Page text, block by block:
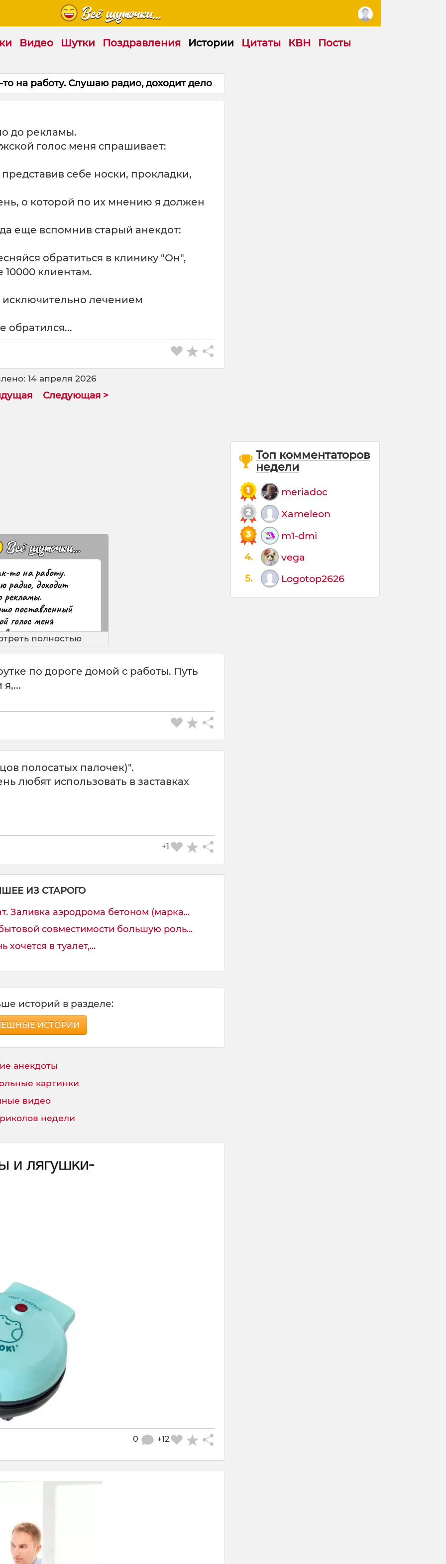
Видео Шутки Поздравления Истории Цитаты КВН Посты
на работу. Слушаю радио, доходит дело
до рекламы.
голос меня спрашивает:
себе носки, прокладки,
о которой по их мнению я должен
еще вспомнив старый анекдот:
обратиться в клинику "Он",
клиентам.
лечением
обратился...
14 апреля 2026
Следующая >
полностью
по дороге домой с работы. Путь
полосатых палочек)".
любят использовать в заставках
+1
ИЗ СТАРОГО
Заливка аэродрома бетоном (марка...
совместимости большую роль...
хочется в туалет,...
историй в разделе:
ИСТОРИИ
анекдоты
картинки
видео
недели
+12
0
Топ комментаторов
недели
meriadoc
Xameleon
m1-dmi
4. vega
5. Logotop2626